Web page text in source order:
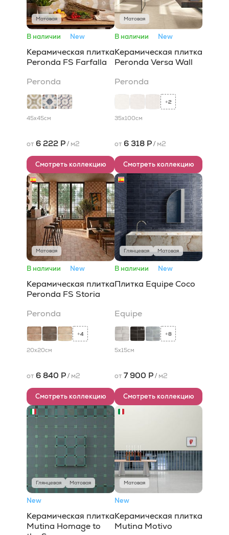
Матовая
В наличии New
Керамическая плитка
Peronda FS Farfalla
Peronda
45x45см
от 6 222 Р/ м2
Смотреть коллекцию
Матовая
В наличии New
Керамическая плитка
Peronda Versa Wall
Peronda
+2
35x100см
от 6 318 Р/ м2
Смотреть коллекцию
Матовая
В наличии New
Керамическая плитка
Peronda FS Storia
Peronda
+4
20x20см
от 6 840 Р/ м2
Смотреть коллекцию
Глянцевая Матовая
В наличии New
Плитка Equipe Coco
Equipe
+8
5x15см
от 7 900 Р/ м2
Смотреть коллекцию
Глянцевая Матовая
New
Керамическая плитка
Mutina Homage to
Матовая
New
Керамическая плитка
Mutina Motivo